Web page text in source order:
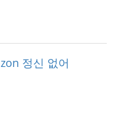
정신 없어